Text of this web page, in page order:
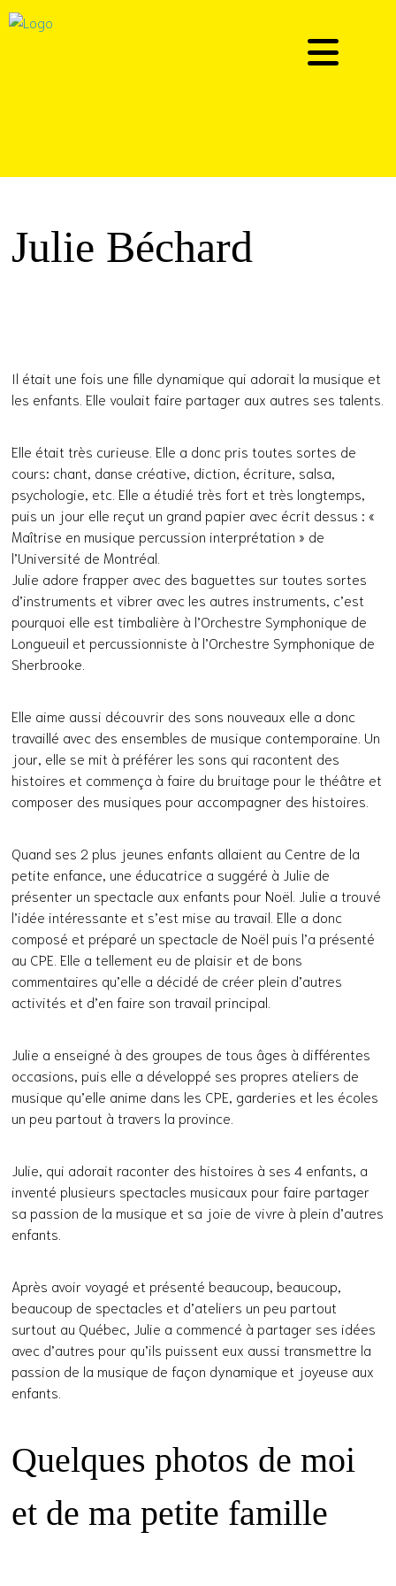
Julie Béchard
Il était une fois une fille dynamique qui adorait la musique et
les enfants. Elle voulait faire partager aux autres ses talents.
Elle était très curieuse. Elle a donc pris toutes sortes de
cours: chant, danse créative, diction, écriture, salsa,
psychologie, etc. Elle a étudié très fort et très longtemps,
puis un jour elle reçut un grand papier avec écrit dessus : «
Maîtrise en musique percussion interprétation » de
l’Université de Montréal.
Julie adore frapper avec des baguettes sur toutes sortes
d’instruments et vibrer avec les autres instruments, c’est
pourquoi elle est timbalière à l’Orchestre Symphonique de
Longueuil et percussionniste à l’Orchestre Symphonique de
Sherbrooke.
Elle aime aussi découvrir des sons nouveaux elle a donc
travaillé avec des ensembles de musique contemporaine. Un
jour, elle se mit à préférer les sons qui racontent des
histoires et commença à faire du bruitage pour le théâtre et
composer des musiques pour accompagner des histoires.
Quand ses 2 plus jeunes enfants allaient au Centre de la
petite enfance, une éducatrice a suggéré à Julie de
présenter un spectacle aux enfants pour Noël. Julie a trouvé
l’idée intéressante et s’est mise au travail. Elle a donc
composé et préparé un spectacle de Noël puis l’a présenté
au CPE. Elle a tellement eu de plaisir et de bons
commentaires qu’elle a décidé de créer plein d’autres
activités et d’en faire son travail principal.
Julie a enseigné à des groupes de tous âges à différentes
occasions, puis elle a développé ses propres ateliers de
musique qu’elle anime dans les CPE, garderies et les écoles
un peu partout à travers la province.
Julie, qui adorait raconter des histoires à ses 4 enfants, a
inventé plusieurs spectacles musicaux pour faire partager
sa passion de la musique et sa joie de vivre à plein d’autres
enfants.
Après avoir voyagé et présenté beaucoup, beaucoup,
beaucoup de spectacles et d’ateliers un peu partout
surtout au Québec, Julie a commencé à partager ses idées
avec d’autres pour qu’ils puissent eux aussi transmettre la
passion de la musique de façon dynamique et joyeuse aux
enfants.
Quelques photos de moi
et de ma petite famille